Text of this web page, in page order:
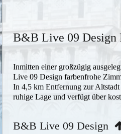
B&B Live 09 Design
Inmitten einer großzügig
Live 09 Design farbenfrohe
In 4,5 km Entfernung zur Altstadt
ruhige Lage und verfügt über
B&B Live 09 Design